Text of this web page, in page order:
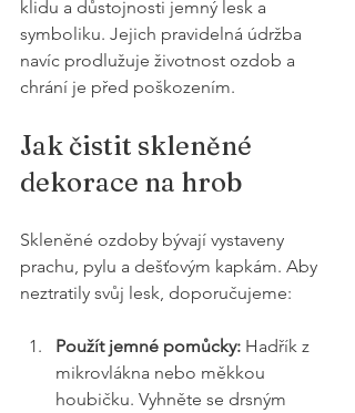
klidu a důstojnosti jemný lesk a
symboliku. Jejich pravidelná údržba
navíc prodlužuje životnost ozdob a
chrání je před poškozením.
Jak čistit skleněné
dekorace na hrob
Skleněné ozdoby bývají vystaveny
prachu, pylu a dešťovým kapkám. Aby
neztratily svůj lesk, doporučujeme:
Použít jemné pomůcky: Hadřík z
mikrovlákna nebo měkkou
houbičku. Vyhněte se drsným